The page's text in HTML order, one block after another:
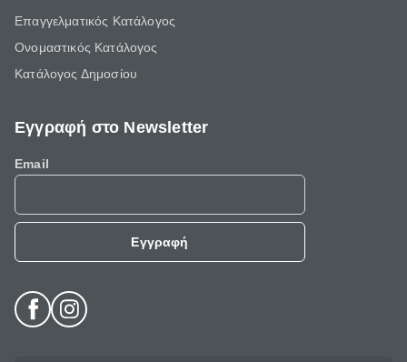
Επαγγελματικός Κατάλογος
Ονομαστικός Κατάλογος
Κατάλογος Δημοσίου
Εγγραφή στο Newsletter
Email
Εγγραφή